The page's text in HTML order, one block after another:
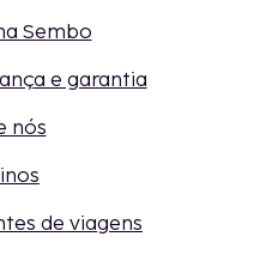
Sembo
e garantia
nós
de viagens